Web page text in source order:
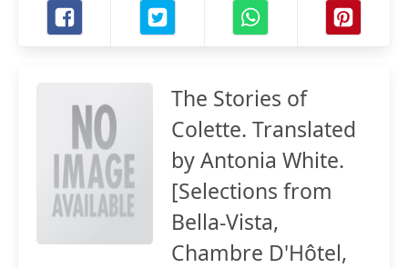
The Stories of
Colette. Translated
by Antonia White.
[Selections from
Bella-Vista,
Chambre D'Hôtel,